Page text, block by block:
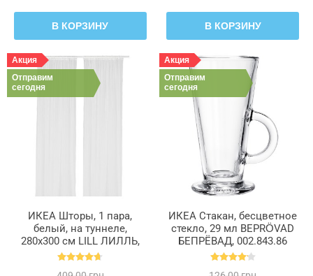
В КОРЗИНУ В КОРЗИНУ
Акция
Отправим
сегодня
ИКЕА Шторы, 1 пара,
белый, на туннеле,
280x300 см LILL ЛИЛЛЬ,
100.702.62
Акция
Отправим
сегодня
ИКЕА Стакан, бесцветное
стекло, 29 мл BEPRÖVAD
БЕПРЁВАД, 002.843.86